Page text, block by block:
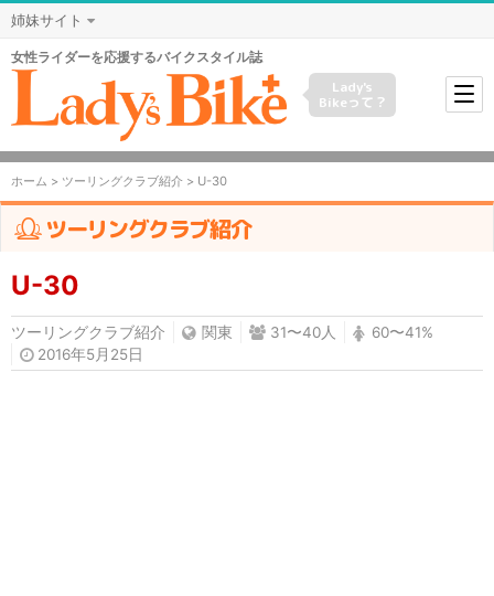
姉妹サイト
女性ライダーを応援するバイクスタイル誌
Lady's
Bikeって？
ホーム > ツーリングクラブ紹介 > U-30
ツーリングクラブ紹介
U-30
ツーリングクラブ紹介 関東 31〜40人
60〜41%
2016年5月25日